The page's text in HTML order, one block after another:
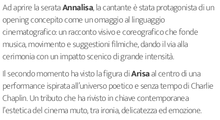
Ad aprire la serataAnnalisa, la cantante è stata protagonista di un
opening concepito come un omaggio al linguaggio
cinematografico: un racconto visivo e coreografico che fonde
musica, movimento e suggestioni filmiche, dando il via alla
cerimonia con un impatto scenico di grande intensità.
Il secondo momento ha visto la figura diArisaal centro di una
performance ispirata all’universo poetico e senza tempo di Charlie
Chaplin. Un tributo che ha rivisto in chiave contemporanea
l’estetica del cinema muto, tra ironia, delicatezza ed emozione.